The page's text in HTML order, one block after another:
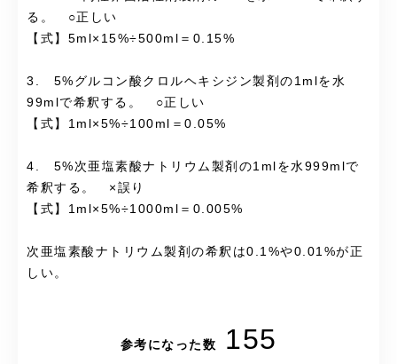
る。 ○正しい
【式】5ml×15%÷500ml＝0.15%
3. 5%グルコン酸クロルヘキシジン製剤の1mlを水
99mlで希釈する。 ○正しい
【式】1ml×5%÷100ml＝0.05%
4. 5%次亜塩素酸ナトリウム製剤の1mlを水999mlで
希釈する。 ×誤り
【式】1ml×5%÷1000ml＝0.005%
次亜塩素酸ナトリウム製剤の希釈は0.1%や0.01%が正
しい。
参考になった数 155